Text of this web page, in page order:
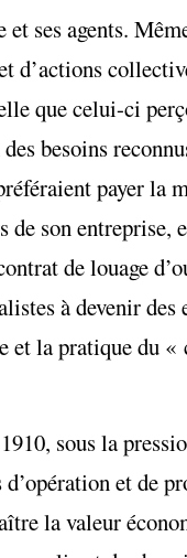
ses agents.
d’actions
que celui-ci
besoins
payer la
son entreprise,
de louage
à devenir des
la pratique du «
sous la
et de
la valeur